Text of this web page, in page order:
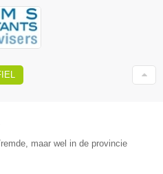
maar wel in de provincie